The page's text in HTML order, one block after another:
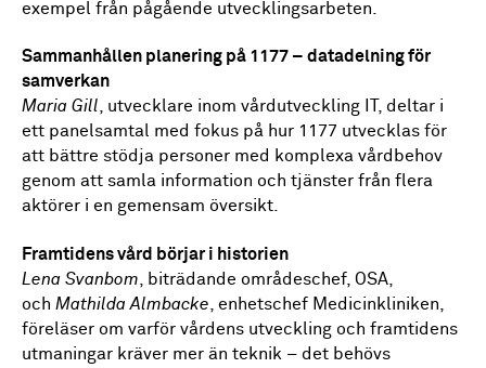
exempel från pågående utvecklingsarbeten.
Sammanhållen planering på 1177 – datadelning för
samverkan
Maria Gill, utvecklare inom vårdutveckling IT, deltar i
ett panelsamtal med fokus på hur 1177 utvecklas för
att bättre stödja personer med komplexa vårdbehov
genom att samla information och tjänster från flera
aktörer i en gemensam översikt.
Framtidens vård börjar i historien
Lena Svanbom , biträdande områdeschef, OSA,
och Mathilda Almbacke , enhetschef Medicinkliniken,
föreläser om varför vårdens utveckling och framtidens
utmaningar kräver mer än teknik – det behövs